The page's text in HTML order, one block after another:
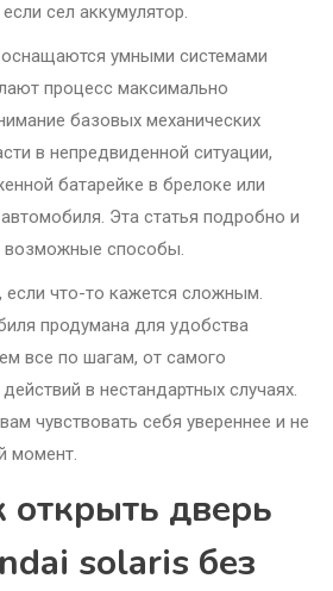
сел аккумулятор.
умными системами
процесс максимально
базовых механических
в непредвиденной ситуации,
батарейке в брелоке или
Эта статья подробно и
возможные способы.
если что-то кажется сложным.
продумана для удобства
все по шагам, от самого
в нестандартных случаях.
чувствовать себя увереннее и не
момент.
открыть дверь
solaris без